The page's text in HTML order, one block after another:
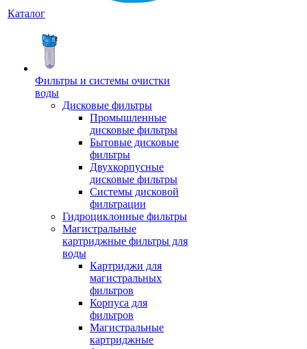
Каталог
Фильтры и системы очистки
воды
Дисковые фильтры
Промышленные
дисковые фильтры
Бытовые дисковые
фильтры
Двухкорпусные
дисковые фильтры
Системы дисковой
фильтрации
Гидроциклонные фильтры
Магистральные
картриджные фильтры для
воды
Картриджи для
магистральных
фильтров
Корпуса для
фильтров
Магистральные
картриджные